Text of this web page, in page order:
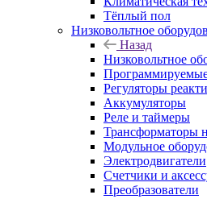
Тёплый пол
Низковольтное
Назад
Низковольтное
Регуляторы
Аккумуляторы
Реле и таймеры
Трансформаторы
Модульное
Электродвигатели
Счетчики и
Преобразователи